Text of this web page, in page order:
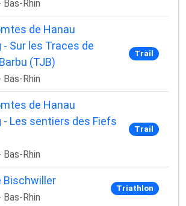
Rhin
de Hanau
Sur les Traces de
(TJB)
Rhin
Trail
de Hanau
- Les sentiers des Fiefs
Rhin
Trail
Bischwiller
Rhin
Triathlon